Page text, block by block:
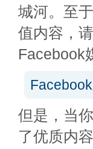
城河。至
值内容，
Facebook
但是，当
了优质内